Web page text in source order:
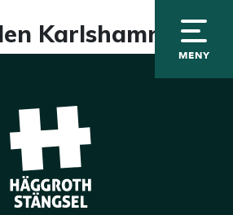
MENY
Karlshamn